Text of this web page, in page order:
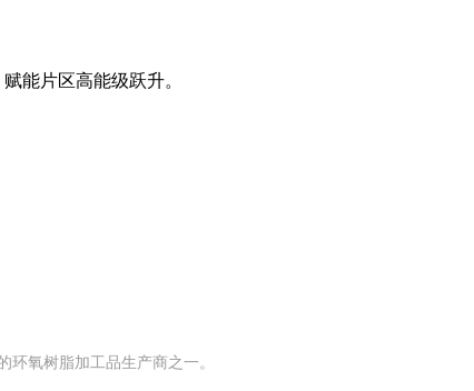
能片区高能级跃升。
氧树脂加工品生产商之一。